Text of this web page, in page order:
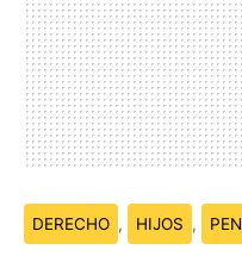
Temas:
DERECHO , HIJOS ,